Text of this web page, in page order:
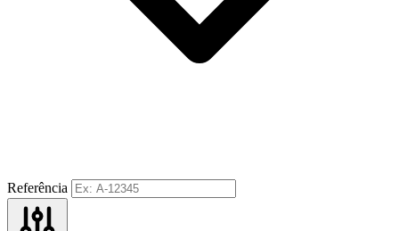
Referência